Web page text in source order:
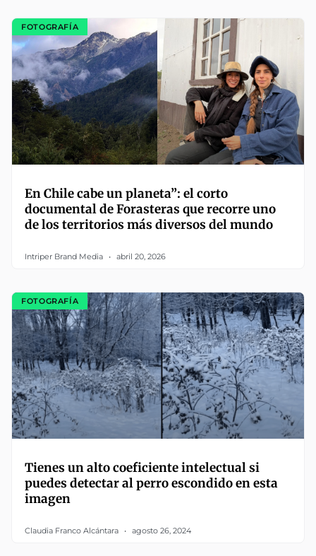
FOTOGRAFÍA
En Chile cabe un planeta”: el corto
documental de Forasteras que recorre uno
de los territorios más diversos del mundo
Intriper Brand Media abril 20, 2026
FOTOGRAFÍA
Tienes un alto coeficiente intelectual si
puedes detectar al perro escondido en esta
imagen
Claudia Franco Alcántara agosto 26, 2024